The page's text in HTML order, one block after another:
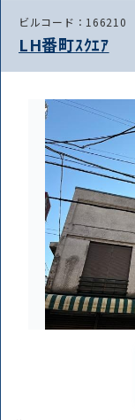
ビルコード：166210
LH番町ｽｸｴｱ